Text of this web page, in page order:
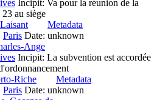
Incipit: Va pour la réunion de la
au siège
Metadata
Paris Date: unknown
Ange
Incipit: La subvention est accordée
Riche
Metadata
Paris Date: unknown